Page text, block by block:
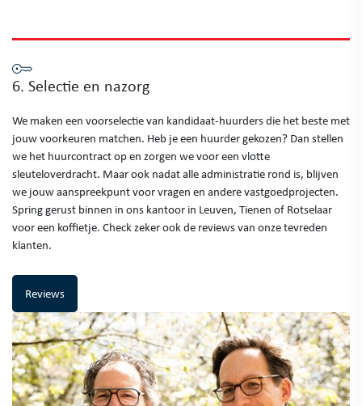
6. Selectie en nazorg
We maken een voorselectie van kandidaat-huurders die het beste met
jouw voorkeuren matchen. Heb je een huurder gekozen? Dan stellen
we het huurcontract op en zorgen we voor een vlotte
sleuteloverdracht. Maar ook nadat alle administratie rond is, blijven
we jouw aanspreekpunt voor vragen en andere vastgoedprojecten.
Spring gerust binnen in ons kantoor in Leuven, Tienen of Rotselaar
voor een koffietje. Check zeker ook de reviews van onze tevreden
klanten.
Reviews